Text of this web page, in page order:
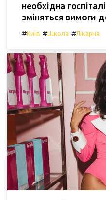
необхідна
зміняться вимоги
#Київ #Школа #Лікарня